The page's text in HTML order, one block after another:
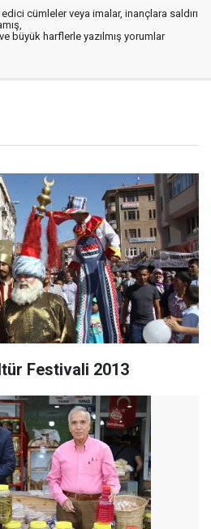
cümleler veya imalar, inançlara saldırı
büyük harflerle yazılmış yorumlar
Festivali 2013